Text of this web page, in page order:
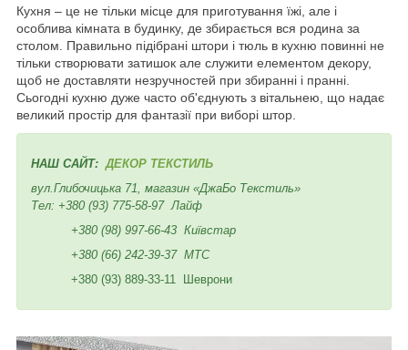
Кухня – це не тільки місце для приготування їжі, але і
особлива кімната в будинку, де збирається вся родина за
столом. Правильно підібрані штори і тюль в кухню повинні не
тільки створювати затишок але служити елементом декору,
щоб не доставляти незручностей при збиранні і пранні.
Сьогодні кухню дуже часто об'єднують з вітальнею, що надає
великий простір для фантазії при виборі штор.
НАШ САЙТ: ДЕКОР ТЕКСТИЛЬ
вул.Глибочицька 71, магазин «ДжаБо Текстиль»
Тел: +380 (93) 775-58-97 Лайф
+380 (98) 997-66-43 Київстар
+380 (66) 242-39-37 МТС
+380 (93) 889-33-11 Шеврони